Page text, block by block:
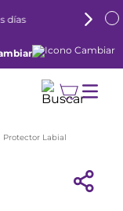
días
Protector Labial